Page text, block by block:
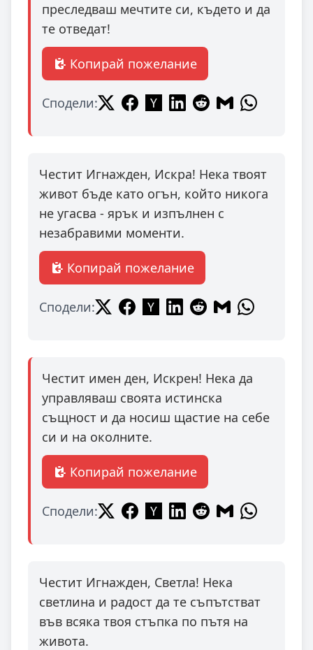
преследваш мечтите си, където и да
те отведат!
Копирай пожелание
Сподели:
Честит Игнажден, Искра! Нека твоят
живот бъде като огън, който никога
не угасва - ярък и изпълнен с
незабравими моменти.
Копирай пожелание
Сподели:
Честит имен ден, Искрен! Нека да
управляваш своята истинска
същност и да носиш щастие на себе
си и на околните.
Копирай пожелание
Сподели:
Честит Игнажден, Светла! Нека
светлина и радост да те съпътстват
във всяка твоя стъпка по пътя на
живота.